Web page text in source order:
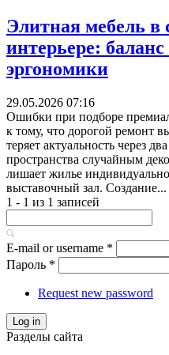
Элитная мебель в
интерьере:
эргономики
29.05.2026 07:16
Ошибки при подборе
к тому, что дорогой ремонт
теряет актуальность через
пространства случайным
лишает жилье
выставочный зал. Создание...
1 - 1 из 1 записей
E-mail or username *
Пароль *
Request new password
Log in
Разделы сайта